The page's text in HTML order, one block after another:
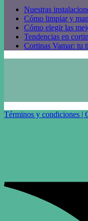
Nuestras
Cómo limpiar y
Cómo elegir las
Tendencias en
Cortinas Vamar: tu
Términos y condiciones |